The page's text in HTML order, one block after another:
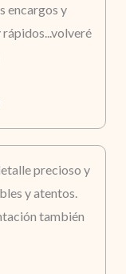
encargos y
rápidos...volveré
precioso y
y atentos.
también